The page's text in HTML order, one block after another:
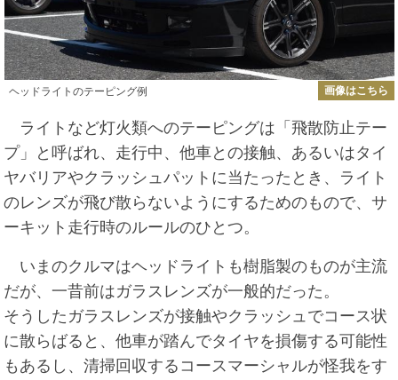
ヘッドライトのテーピング例 画像はこちら
ライトなど灯火類へのテーピングは「飛散防止テー
プ」と呼ばれ、走行中、他車との接触、あるいはタイ
ヤバリアやクラッシュパットに当たったとき、ライト
のレンズが飛び散らないようにするためのもので、サ
ーキット走行時のルールのひとつ。
いまのクルマはヘッドライトも樹脂製のものが主流
だが、一昔前はガラスレンズが一般的だった。
そうしたガラスレンズが接触やクラッシュでコース状
に散らばると、他車が踏んでタイヤを損傷する可能性
もあるし、清掃回収するコースマーシャルが怪我をす